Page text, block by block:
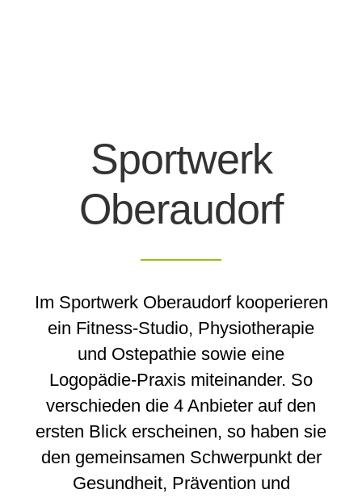
Sportwerk
Oberaudorf
Im Sportwerk Oberaudorf kooperieren
ein Fitness-Studio, Physiotherapie
und Ostepathie sowie eine
Logopädie-Praxis miteinander. So
verschieden die 4 Anbieter auf den
ersten Blick erscheinen, so haben sie
den gemeinsamen Schwerpunkt der
Gesundheit, Prävention und